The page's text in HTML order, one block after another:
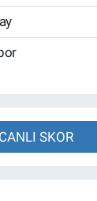
CANLI SKOR